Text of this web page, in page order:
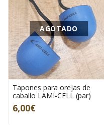
AGOTADO
Tapones para orejas de
caballo LAMI-CELL (par)
6,00€